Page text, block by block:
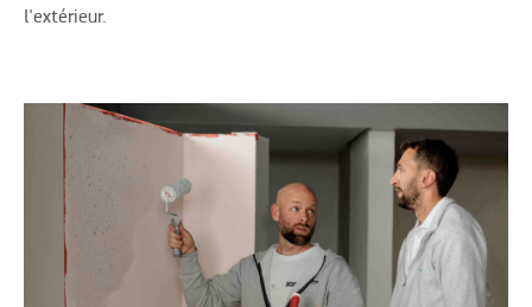
l'extérieur.